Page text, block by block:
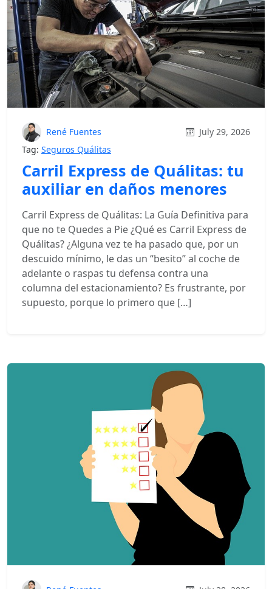
René Fuentes
July 29, 2026
Tag: Seguros Quálitas
Carril Express de Quálitas: tu
auxiliar en daños menores
Carril Express de Quálitas: La Guía Definitiva para
que no te Quedes a Pie ¿Qué es Carril Express de
Quálitas? ¿Alguna vez te ha pasado que, por un
descuido mínimo, le das un “besito” al coche de
adelante o raspas tu defensa contra una
columna del estacionamiento? Es frustrante, por
supuesto, porque lo primero que […]